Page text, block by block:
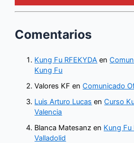
Comentarios
Kung Fu RFEKYDA en
Kung Fu
Valores KF enComunicado
Luis Arturo Lucas enCurso
Valencia
Blanca Matesanz en Kung Fu
Valladolid